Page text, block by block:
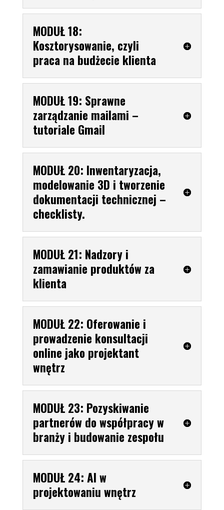
MODUŁ 18:
Kosztorysowanie, czyli
praca na budżecie klienta
MODUŁ 19: Sprawne
zarządzanie mailami –
tutoriale Gmail
MODUŁ 20: Inwentaryzacja,
modelowanie 3D i tworzenie
dokumentacji technicznej –
checklisty.
MODUŁ 21: Nadzory i
zamawianie produktów za
klienta
MODUŁ 22: Oferowanie i
prowadzenie konsultacji
online jako projektant
wnętrz
MODUŁ 23: Pozyskiwanie
partnerów do współpracy w
branży i budowanie zespołu
MODUŁ 24: AI w
projektowaniu wnętrz